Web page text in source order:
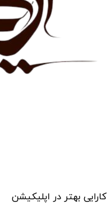
کارایی بهتر در اپلیکیشن